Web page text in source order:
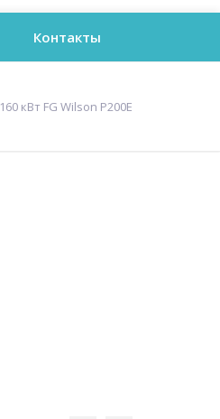
Контакты
160 кВт FG Wilson P200E